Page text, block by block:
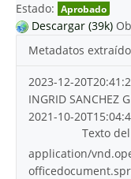
Estado: Aprobado
Descargar (39k)
Metadatos
2023-12-
INGRID SANCHEZ G
2021-10-
Texto
application/